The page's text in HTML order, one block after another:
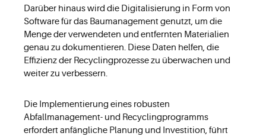
Darüber hinaus wird die Digitalisierung in Form von
Software für das Baumanagement genutzt, um die
Menge der verwendeten und entfernten Materialien
genau zu dokumentieren. Diese Daten helfen, die
Effizienz der Recyclingprozesse zu überwachen und
weiter zu verbessern.
Die Implementierung eines robusten
Abfallmanagement- und Recyclingprogramms
erfordert anfängliche Planung und Investition, führt